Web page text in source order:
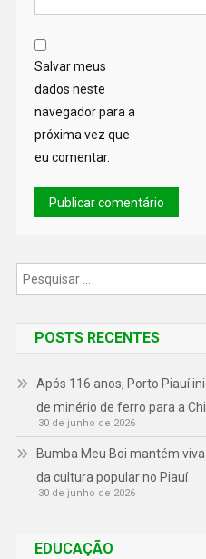
Salvar meus
dados neste
navegador para a
próxima vez que
eu comentar.
POSTS RECENTES
Após 116 anos, Porto Piauí
de minério de ferro para a
30 de junho de 2026
Bumba Meu Boi mantém
da cultura popular no Piauí
30 de junho de 2026
EDUCAÇÃO